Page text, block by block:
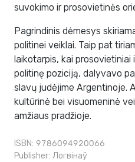
suvokimo ir prosovietinės
Pagrindinis dėmesys
politinei veiklai. Taip pat
laikotarpis, kai
politinę poziciją, dalyvavo
slavų judėjime Argentinoje.
kultūrinė bei visuomeninė
amžiaus pradžioje.
ISBN: 9786094920066
Publisher: Логвінаў